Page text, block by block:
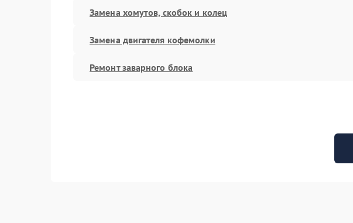
Замена хомутов, скобок и колец
Замена двигателя кофемолки
Ремонт заварного блока